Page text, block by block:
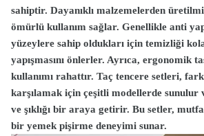
sahiptir. Dayanıklı malzemelerden
ömürlü kullanım sağlar. Genellikle anti
yüzeylere sahip oldukları için temizliği
yapışmasını önlerler. Ayrıca, ergonomik
kullanımı rahattır. Taç tencere setleri,
karşılamak için çeşitli modellerde
ve şıklığı bir araya getirir. Bu setler,
bir yemek pişirme deneyimi sunar.